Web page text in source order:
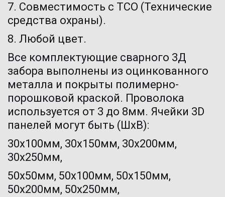
7. Совместимость с ТСО (Технические
средства охраны).
8. Любой цвет.
Все комплектующие сварного 3Д
забора выполнены из оцинкованного
металла и покрыты полимерно-
порошковой краской. Проволока
используется от 3 до 8мм. Ячейки 3D
панелей могут быть (ШхВ):
30х100мм, 30х150мм, 30х200мм,
30х250мм,
50х50мм, 50х100мм, 50х150мм,
50х200мм, 50х250мм,